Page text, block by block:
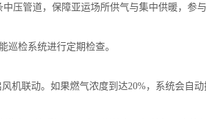
压管道，保障亚运场所供气与集中供暖，参
巡检系统进行定期检查。
机联动。如果燃气浓度到达20%，系统会自动